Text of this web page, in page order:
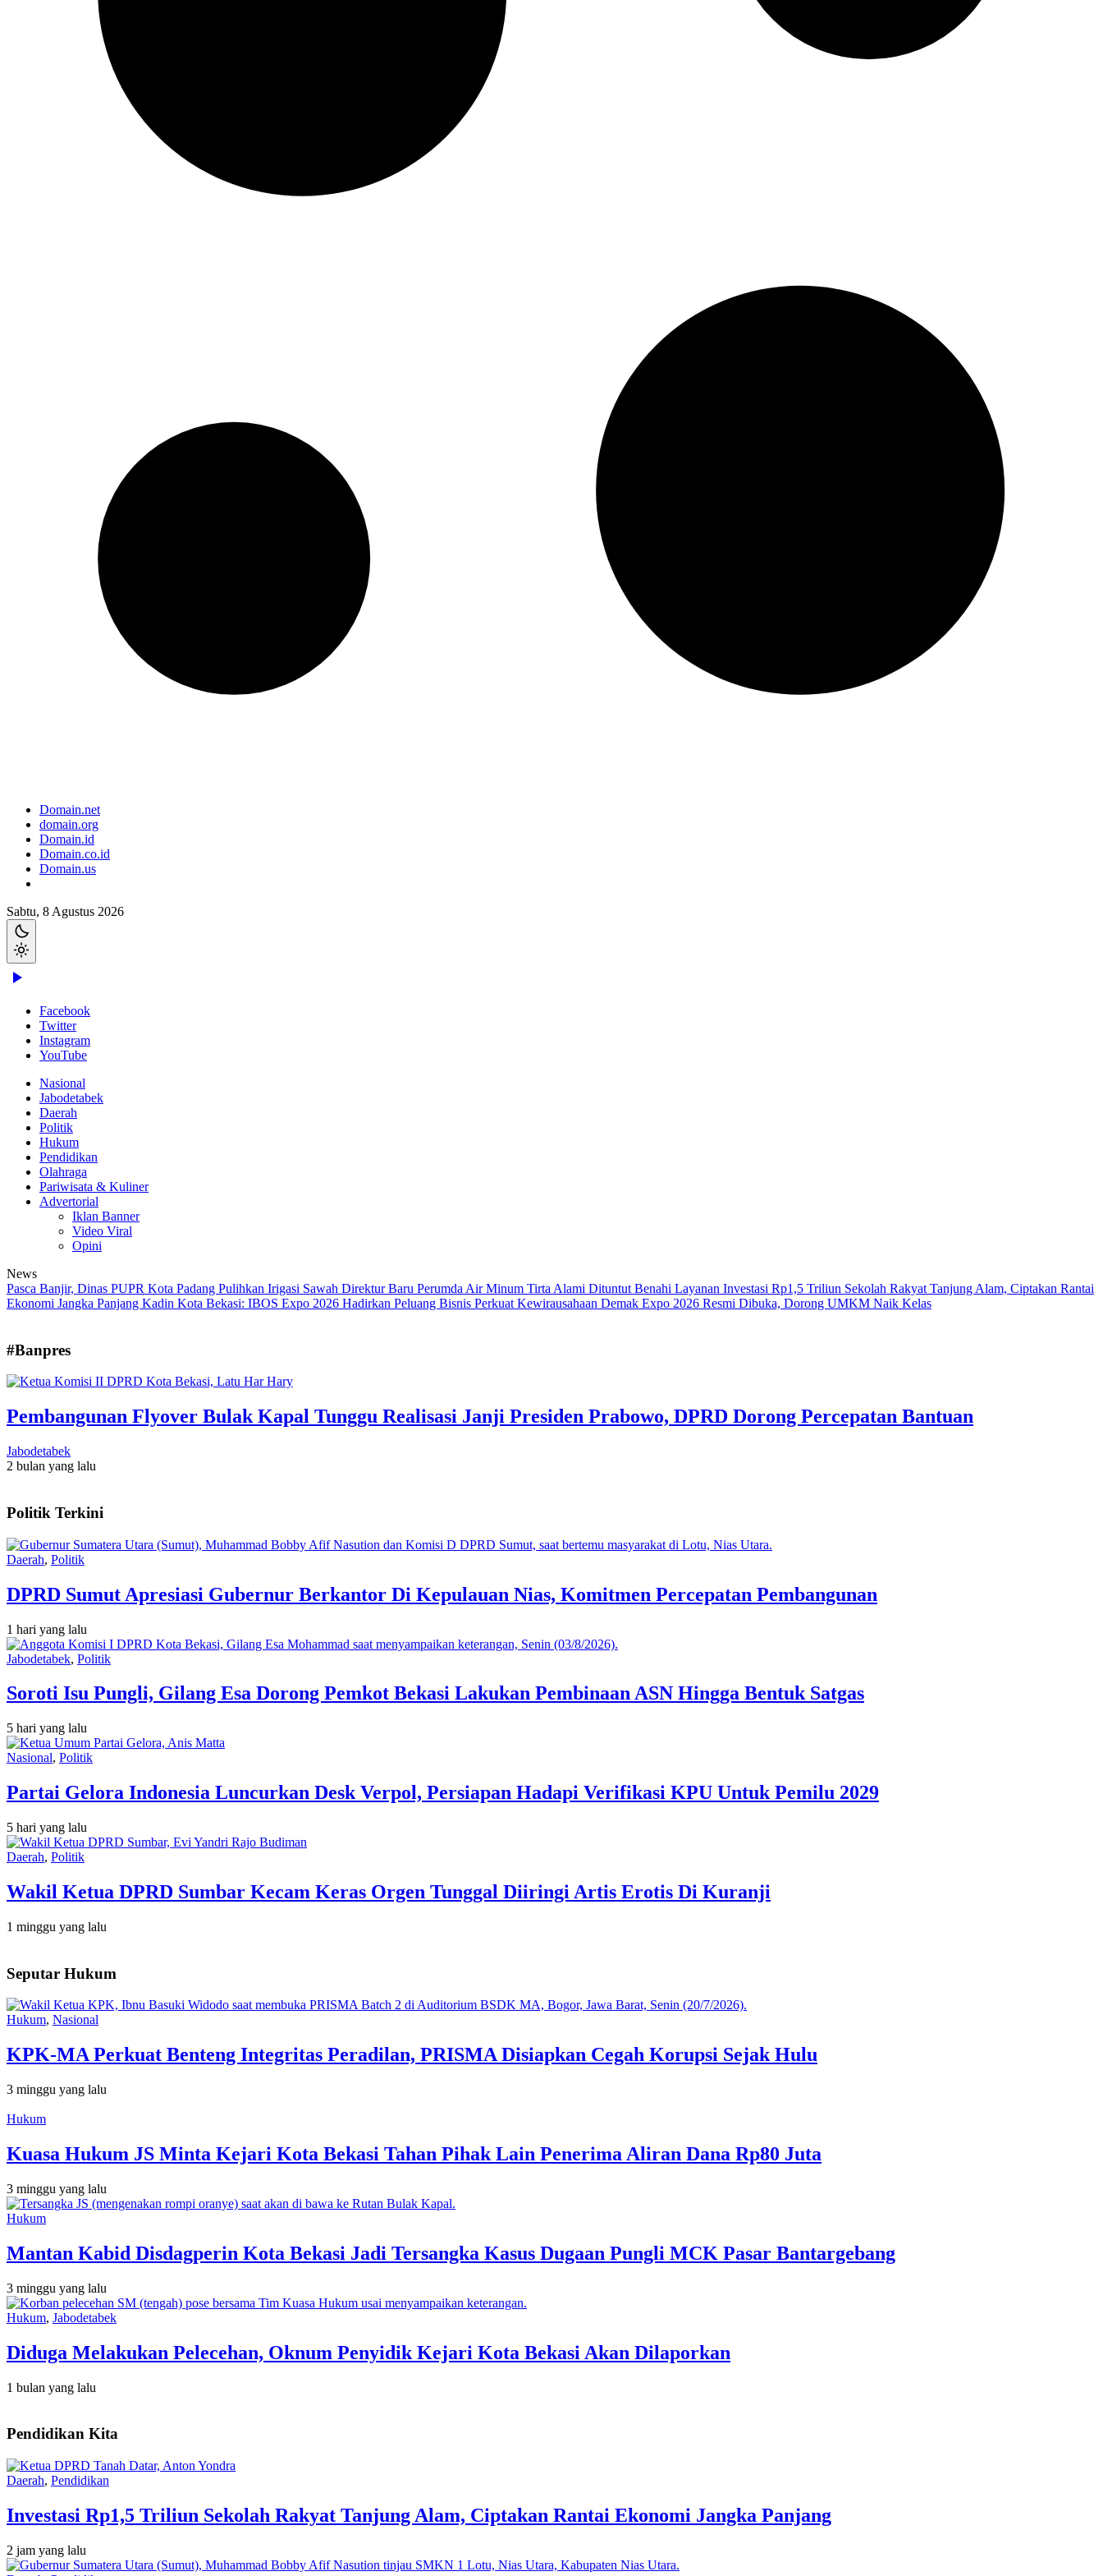
Domain.net
domain.org
Domain.id
Domain.co.id
Domain.us
Sabtu, 8 Agustus 2026
Facebook
Twitter
Instagram
YouTube
Nasional
Jabodetabek
Daerah
Politik
Hukum
Pendidikan
Olahraga
Pariwisata & Kuliner
Advertorial
Iklan Banner
Video Viral
Opini
News
Pasca Banjir, Dinas PUPR Kota Padang Pulihkan Irigasi Sawah Direktur Baru Perumda Air Minum Tirta Alami Dituntut Benahi Layanan Investasi Rp1,5 Triliun Sekolah Rakyat Tanjung Alam, Ciptakan Rantai
Ekonomi Jangka Panjang Kadin Kota Bekasi: IBOS Expo 2026 Hadirkan Peluang Bisnis Perkuat Kewirausahaan Demak Expo 2026 Resmi Dibuka, Dorong UMKM Naik Kelas
#Banpres
Pembangunan Flyover Bulak Kapal Tunggu Realisasi Janji Presiden Prabowo, DPRD Dorong Percepatan Bantuan
Jabodetabek
2 bulan yang lalu
Politik Terkini
Daerah, Politik
DPRD Sumut Apresiasi Gubernur Berkantor Di Kepulauan Nias, Komitmen Percepatan Pembangunan
1 hari yang lalu
Jabodetabek, Politik
Soroti Isu Pungli, Gilang Esa Dorong Pemkot Bekasi Lakukan Pembinaan ASN Hingga Bentuk Satgas
5 hari yang lalu
Nasional, Politik
Partai Gelora Indonesia Luncurkan Desk Verpol, Persiapan Hadapi Verifikasi KPU Untuk Pemilu 2029
5 hari yang lalu
Daerah, Politik
Wakil Ketua DPRD Sumbar Kecam Keras Orgen Tunggal Diiringi Artis Erotis Di Kuranji
1 minggu yang lalu
Seputar Hukum
Hukum, Nasional
KPK-MA Perkuat Benteng Integritas Peradilan, PRISMA Disiapkan Cegah Korupsi Sejak Hulu
3 minggu yang lalu
Hukum
Kuasa Hukum JS Minta Kejari Kota Bekasi Tahan Pihak Lain Penerima Aliran Dana Rp80 Juta
3 minggu yang lalu
Hukum
Mantan Kabid Disdagperin Kota Bekasi Jadi Tersangka Kasus Dugaan Pungli MCK Pasar Bantargebang
3 minggu yang lalu
Hukum, Jabodetabek
Diduga Melakukan Pelecehan, Oknum Penyidik Kejari Kota Bekasi Akan Dilaporkan
1 bulan yang lalu
Pendidikan Kita
Daerah, Pendidikan
Investasi Rp1,5 Triliun Sekolah Rakyat Tanjung Alam, Ciptakan Rantai Ekonomi Jangka Panjang
2 jam yang lalu